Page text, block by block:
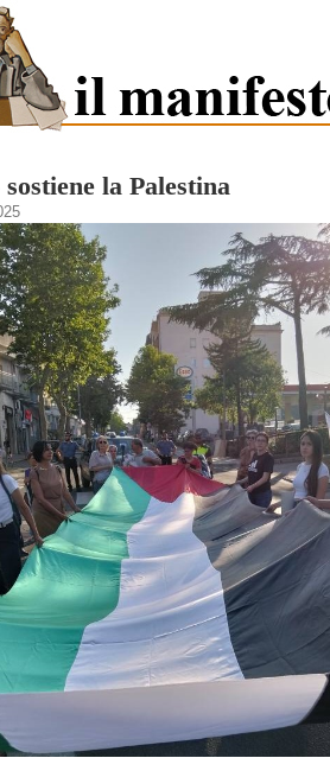
la Palestina